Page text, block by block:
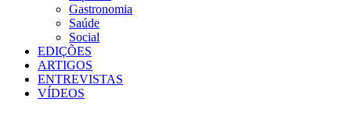
Gastronomia
Saúde
Social
EDIÇÕES
ARTIGOS
ENTREVISTAS
VÍDEOS